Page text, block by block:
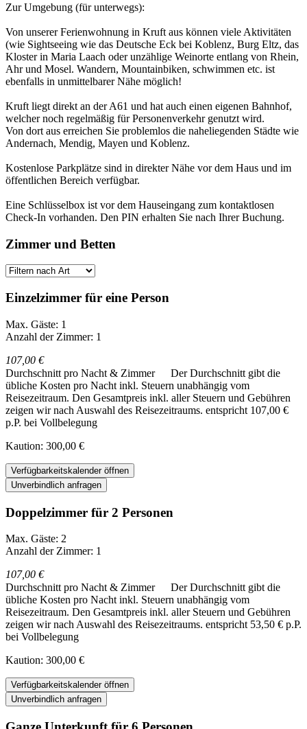
Zur Umgebung (für unterwegs):
Von unserer Ferienwohnung in Kruft aus können viele Aktivitäten
(wie Sightseeing wie das Deutsche Eck bei Koblenz, Burg Eltz, das
Kloster in Maria Laach oder unzählige Weinorte entlang von Rhein,
Ahr und Mosel. Wandern, Mountainbiken, schwimmen etc. ist
ebenfalls in unmittelbarer Nähe möglich!
Kruft liegt direkt an der A61 und hat auch einen eigenen Bahnhof,
welcher noch regelmäßig für Personenverkehr genutzt wird.
Von dort aus erreichen Sie problemlos die naheliegenden Städte wie
Andernach, Mendig, Mayen und Koblenz.
Kostenlose Parkplätze sind in direkter Nähe vor dem Haus und im
öffentlichen Bereich verfügbar.
Eine Schlüsselbox ist vor dem Hauseingang zum kontaktlosen
Check-In vorhanden. Den PIN erhalten Sie nach Ihrer Buchung.
Zimmer und Betten
Einzelzimmer für eine Person
Max. Gäste: 1
Anzahl der Zimmer: 1
107,00 €
Durchschnitt pro Nacht & Zimmer
Der Durchschnitt gibt die
übliche Kosten pro Nacht inkl. Steuern unabhängig vom
Reisezeitraum. Den Gesamtpreis inkl. aller Steuern und Gebühren
zeigen wir nach Auswahl des Reisezeitraums. entspricht 107,00 €
p.P. bei Vollbelegung
Kaution: 300,00 €
Verfügbarkeitskalender öffnen
Unverbindlich anfragen
Doppelzimmer für 2 Personen
Max. Gäste: 2
Anzahl der Zimmer: 1
107,00 €
Durchschnitt pro Nacht & Zimmer
Der Durchschnitt gibt die
übliche Kosten pro Nacht inkl. Steuern unabhängig vom
Reisezeitraum. Den Gesamtpreis inkl. aller Steuern und Gebühren
zeigen wir nach Auswahl des Reisezeitraums. entspricht 53,50 € p.P.
bei Vollbelegung
Kaution: 300,00 €
Verfügbarkeitskalender öffnen
Unverbindlich anfragen